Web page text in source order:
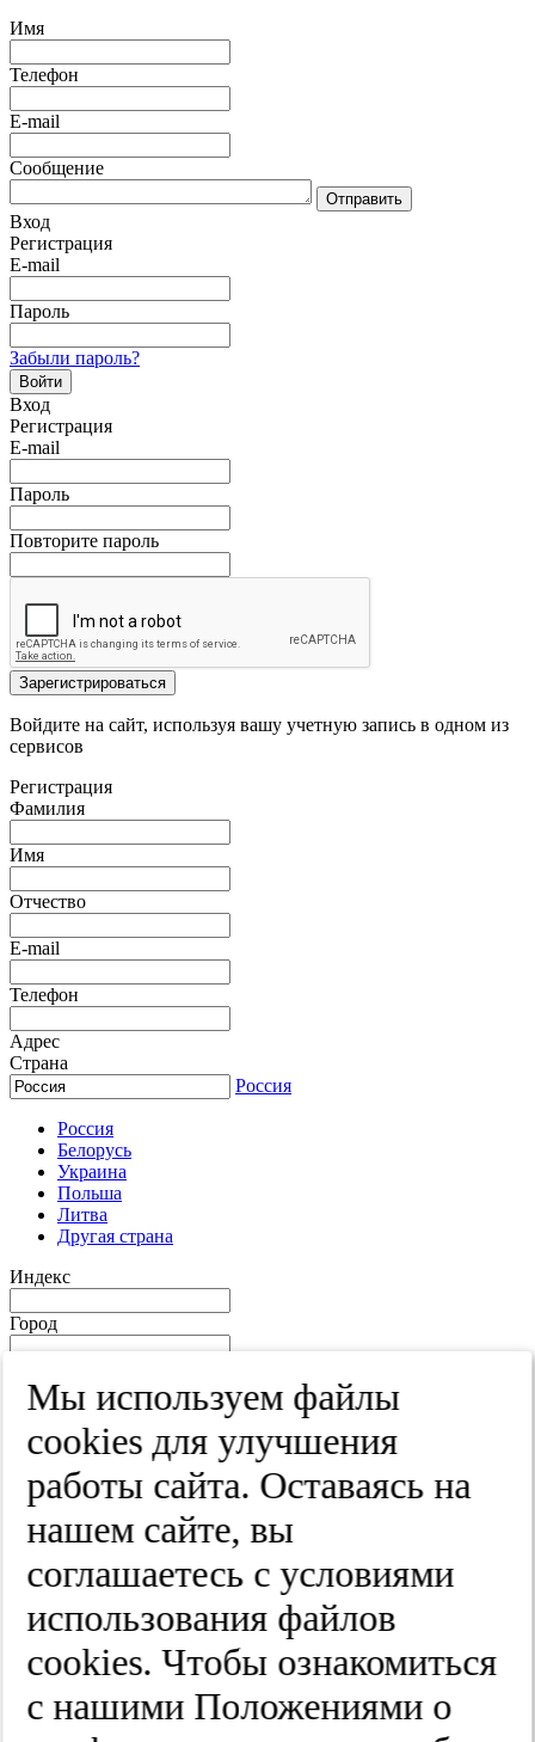
Имя
Телефон
E-mail
Сообщение
Отправить
Вход
Регистрация
E-mail
Пароль
Забыли пароль?
Войти
Вход
Регистрация
E-mail
Пароль
Повторите пароль
Зарегистрироваться
Войдите на сайт, используя вашу учетную запись в одном из
сервисов
Регистрация
Фамилия
Имя
Отчество
E-mail
Телефон
Адрес
Страна
Россия
Россия
Белорусь
Украина
Польша
Литва
Другая страна
Индекс
Город
Улица
Квартира
Пароль
Мы используем файлы
cооkies для улучшения
работы сайта. Оставаясь на
нашем сайте, вы
соглашаетесь с условиями
использования файлов
cооkies. Чтобы ознакомиться
с нашими Положениями о